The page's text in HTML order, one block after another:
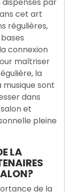
cet art
régulières,
connexion
maîtriser
la
sont
dans
et
pleine
LA
de la